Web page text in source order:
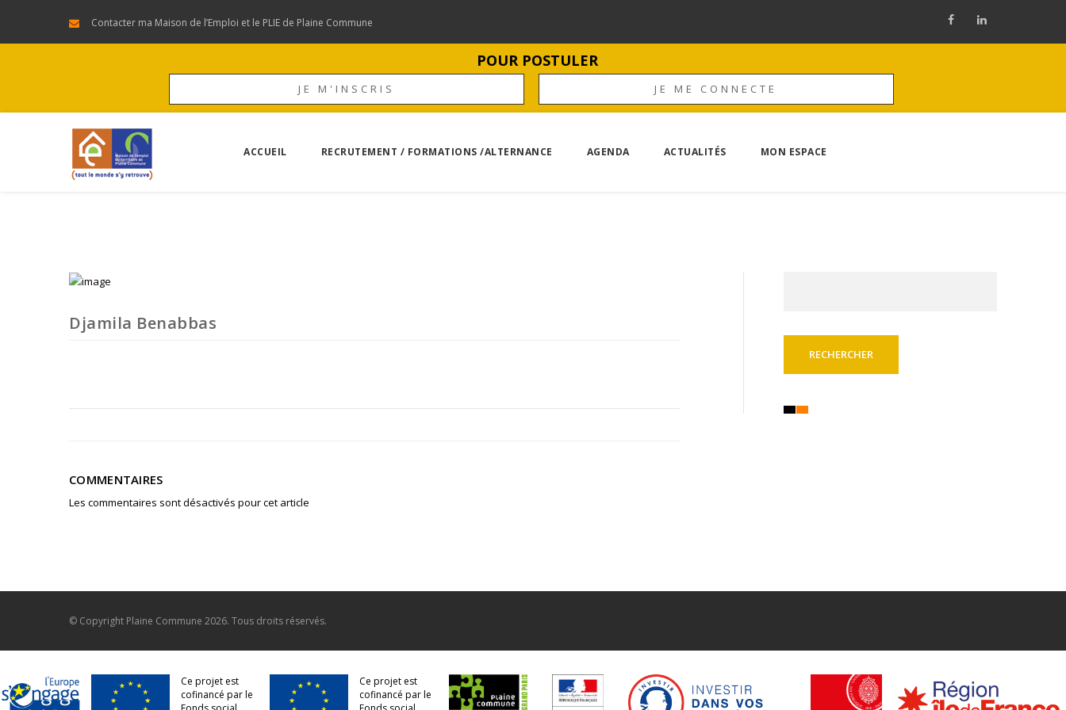
Contacter ma Maison de l’Emploi et le PLIE de Plaine Commune
POUR POSTULER
JE M'INSCRIS JE ME CONNECTE
ACCUEIL RECRUTEMENT / FORMATIONS /ALTERNANCE AGENDA ACTUALITÉS MON ESPACE
Djamila Benabbas
COMMENTAIRES
Les commentaires sont désactivés pour cet article
© Copyright Plaine Commune 2026. Tous droits réservés.
Ce projet est
cofinancé par le
Ce projet est
cofinancé par le